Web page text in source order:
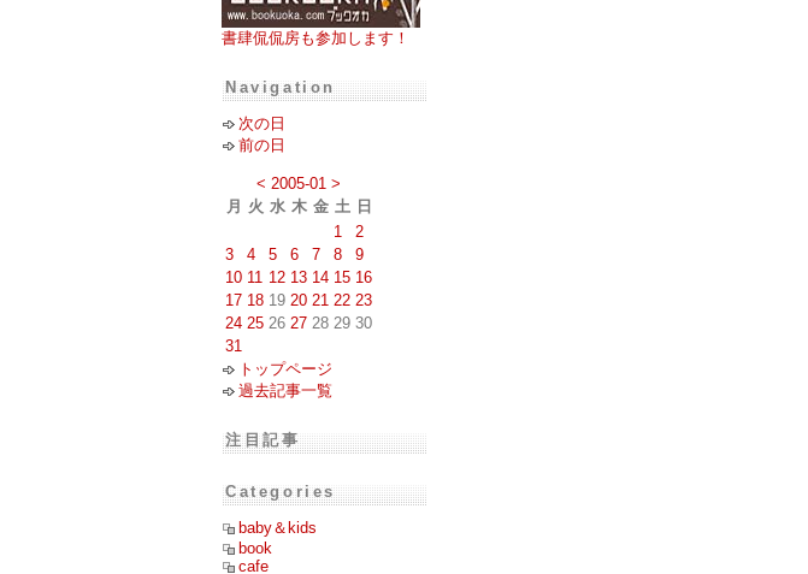
書肆侃侃房も参加します！
Navigation
次の日
前の日
< 2005-01 >
月
火 水 木 金 土 日
1
2
3
4 5 6 7 8
9
10 11 12 13 14 15 16
17 18 19 20 21 22 23
24 25 26 27 28 29 30
31
トップページ
過去記事一覧
注目記事
Categories
baby＆kids
book
cafe